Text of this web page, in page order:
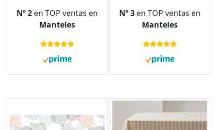
Impermeable, 140x200
cm Color Gris Claro
Nº 2 en TOP ventas en
Manteles
Decorativo para Casa
Comedor Cocina 140 x
240 cm Color Lino
Nº 3 en TOP ventas en
Manteles